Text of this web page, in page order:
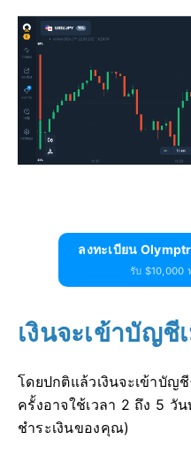
ลงทะเบียน
รับ $10,000
เงินจะเข้าบัญชี
โดยปกติแล้วเงินจะเข้าบัญ
ครั้งอาจใช้เวลา 2 ถึง 5 วั
ชำระเงินของคุณ)